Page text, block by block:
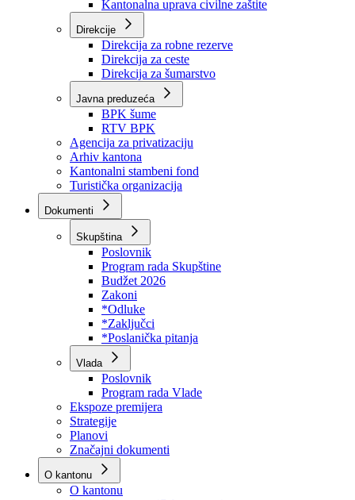
Kantonalna uprava za inspekcijske poslove
Kantonalna uprava civilne zaštite
Direkcije
Direkcija za robne rezerve
Direkcija za ceste
Direkcija za šumarstvo
Javna preduzeća
BPK šume
RTV BPK
Agencija za privatizaciju
Arhiv kantona
Kantonalni stambeni fond
Turistička organizacija
Dokumenti
Skupština
Poslovnik
Program rada Skupštine
Budžet 2026
Zakoni
*Odluke
*Zaključci
*Poslanička pitanja
Vlada
Poslovnik
Program rada Vlade
Ekspoze premijera
Strategije
Planovi
Značajni dokumenti